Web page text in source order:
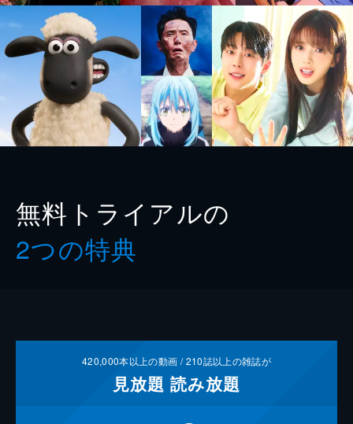
無料トライアルの
2つの特典
420,000本以上の動画 /210誌以上の雑誌が
見放題 読み放題